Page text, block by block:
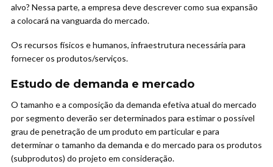
alvo? Nessa parte, a empresa deve descrever como sua expansão
a colocará na vanguarda do mercado.
Os recursos físicos e humanos, infraestrutura necessária para
fornecer os produtos/serviços.
Estudo de demanda e mercado
O tamanho e a composição da demanda efetiva atual do mercado
por segmento deverão ser determinados para estimar o possível
grau de penetração de um produto em particular e para
determinar o tamanho da demanda e do mercado para os produtos
(subprodutos) do projeto em consideração.